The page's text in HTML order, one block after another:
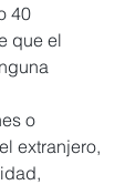
40
que el
o
extranjero,